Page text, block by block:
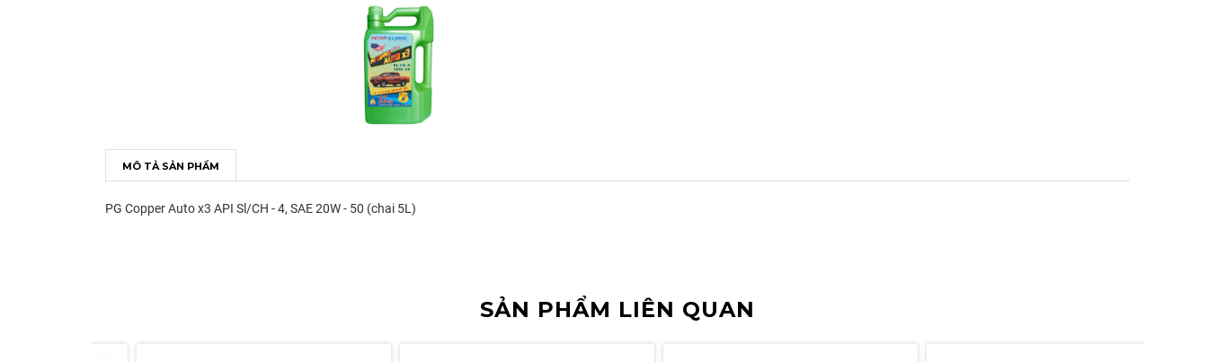
MÔ TẢ SẢN PHẨM
PG Copper Auto x3 API Sl/CH - 4, SAE 20W - 50 (chai 5L)
SẢN PHẨM LIÊN QUAN